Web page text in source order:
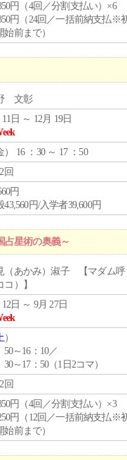
円（4回／分割支払い）×6
円（24回／一括前納支払※
始前まで）
文彰
11日 ～ 12月 19日
） 16 ：30 ～ 17 ：50
回
円
43,560円/入学者39,600円
星術の奥義～
（あかみ）淑子 【マダム呼
コ）】
12日 ～ 9月 27日
）
50～16：10／
30～17：50（1日2コマ）
回
円（4回／分割支払い）×3
円（12回／一括前納支払※
始前まで）